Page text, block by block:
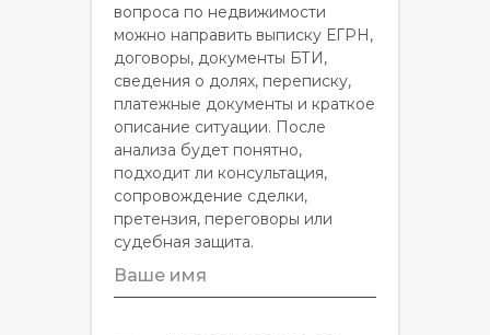
вопроса по недвижимости
можно направить выписку ЕГРН,
договоры, документы БТИ,
сведения о долях, переписку,
платежные документы и краткое
описание ситуации. После
анализа будет понятно,
подходит ли консультация,
сопровождение сделки,
претензия, переговоры или
судебная защита.